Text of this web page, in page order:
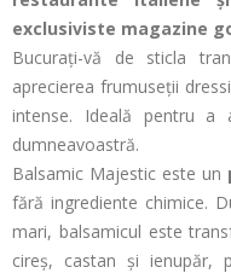
exclusiviste magazine
Bucurați-vă de sticla
aprecierea frumuseții
intense. Ideală pentru a
dumneavoastră.
Balsamic Majestic este un
fără ingrediente chimice.
mari, balsamicul este
cireș, castan și ienupăr,